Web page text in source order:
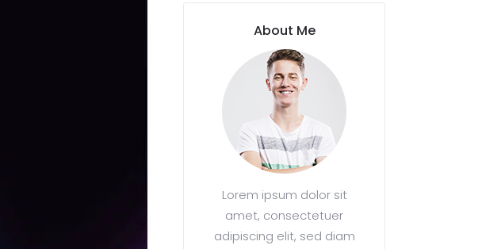
About Me
Lorem ipsum dolor sit
amet, consectetuer
adipiscing elit, sed diam